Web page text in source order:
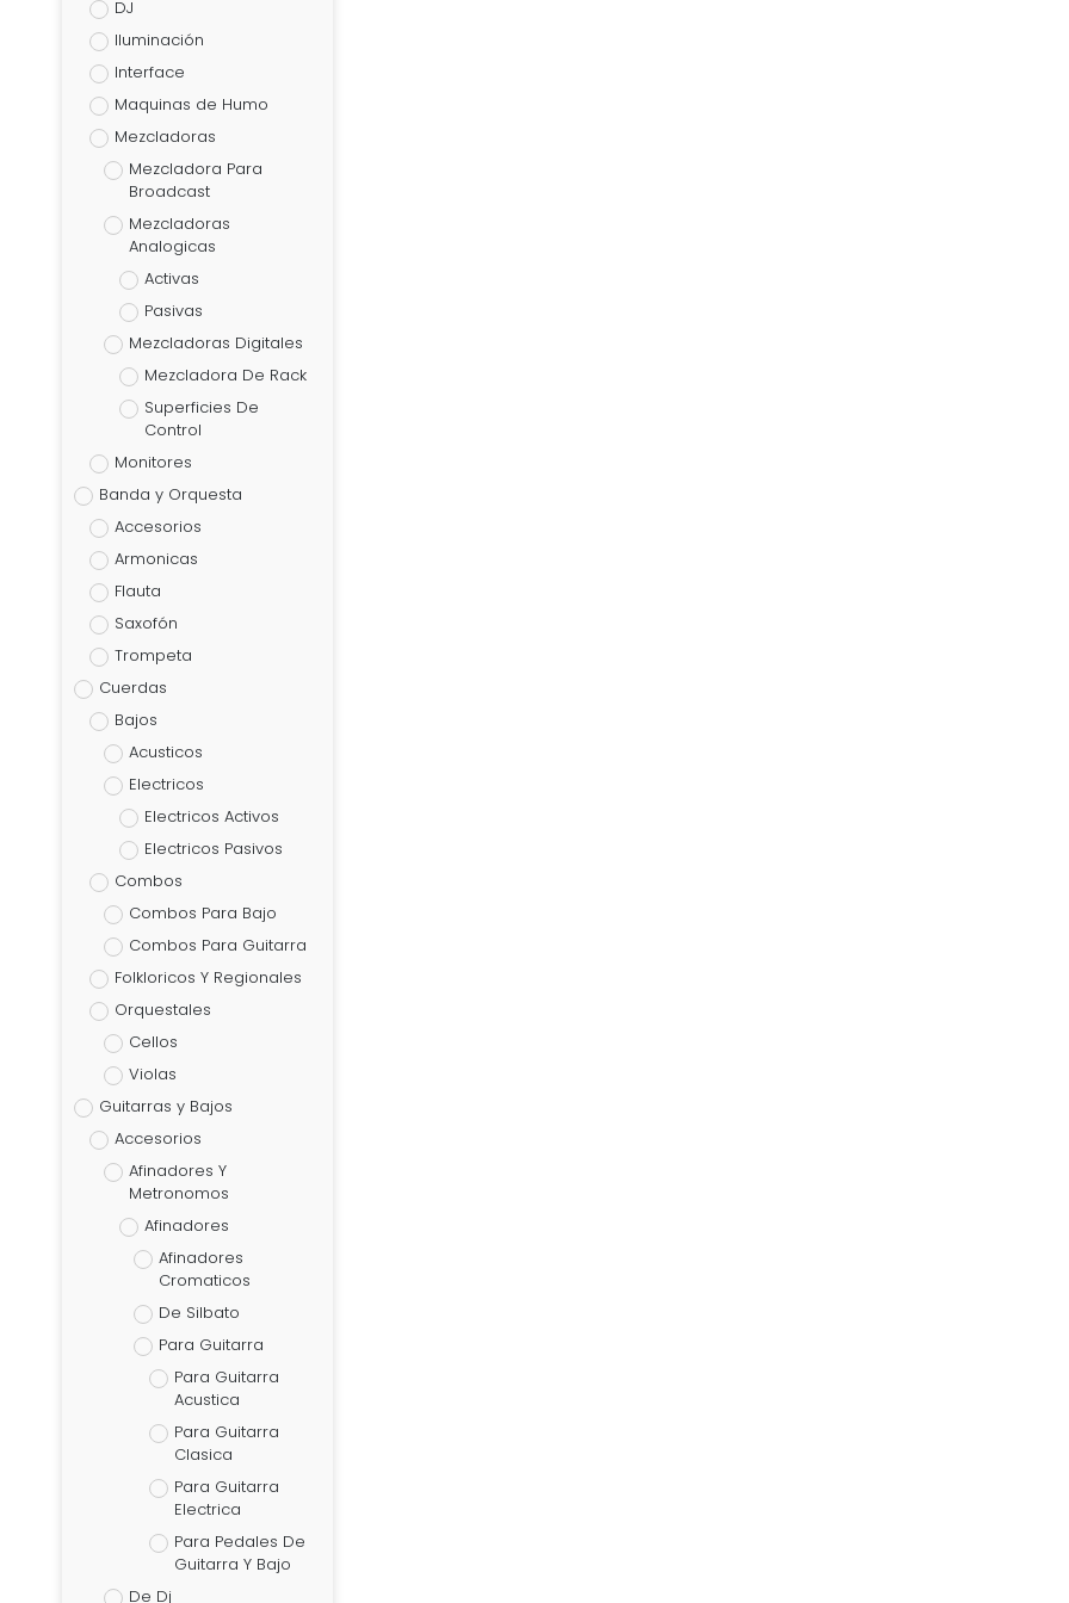
DJ
Iluminación
Interface
Maquinas de Humo
Mezcladoras
Mezcladora Para
Broadcast
Mezcladoras
Analogicas
Activas
Pasivas
Mezcladoras Digitales
Mezcladora De Rack
Superficies De
Control
Monitores
Banda y Orquesta
Accesorios
Armonicas
Flauta
Saxofón
Trompeta
Cuerdas
Bajos
Acusticos
Electricos
Electricos Activos
Electricos Pasivos
Combos
Combos Para Bajo
Combos Para Guitarra
Folkloricos Y Regionales
Orquestales
Cellos
Violas
Guitarras y Bajos
Accesorios
Afinadores Y
Metronomos
Afinadores
Afinadores
Cromaticos
De Silbato
Para Guitarra
Para Guitarra
Acustica
Para Guitarra
Clasica
Para Guitarra
Electrica
Para Pedales De
Guitarra Y Bajo
De Dj